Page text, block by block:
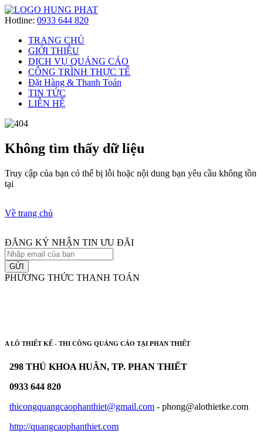
Hotline: 0933 644 820
TRANG CHỦ
GIỚI THIỆU
DỊCH VỤ QUẢNG CÁO
CÔNG TRÌNH THỰC TẾ
Đặt Hàng & Thanh Toán
TIN TỨC
LIÊN HỆ
Không tìm thấy dữ liệu
Truy cập của bạn có thể bị lỗi hoặc nội dung bạn yêu cầu không tồn
tại
Về trang chủ
ĐĂNG KÝ NHẬN TIN ƯU ĐÃI
GỬI
PHƯƠNG THỨC THANH TOÁN
A LÔ THIẾT KẾ - THI CÔNG QUẢNG CÁO TẠI PHAN THIẾT
298 THỦ KHOA HUÂN, TP. PHAN THIẾT
0933 644 820
thicongquangcaophanthiet@gmail.com - phong@alothietke.com
http://quangcaophanthiet.com